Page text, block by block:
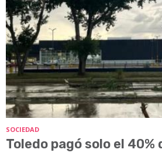
SOCIEDAD
Toledo pagó solo el 40%